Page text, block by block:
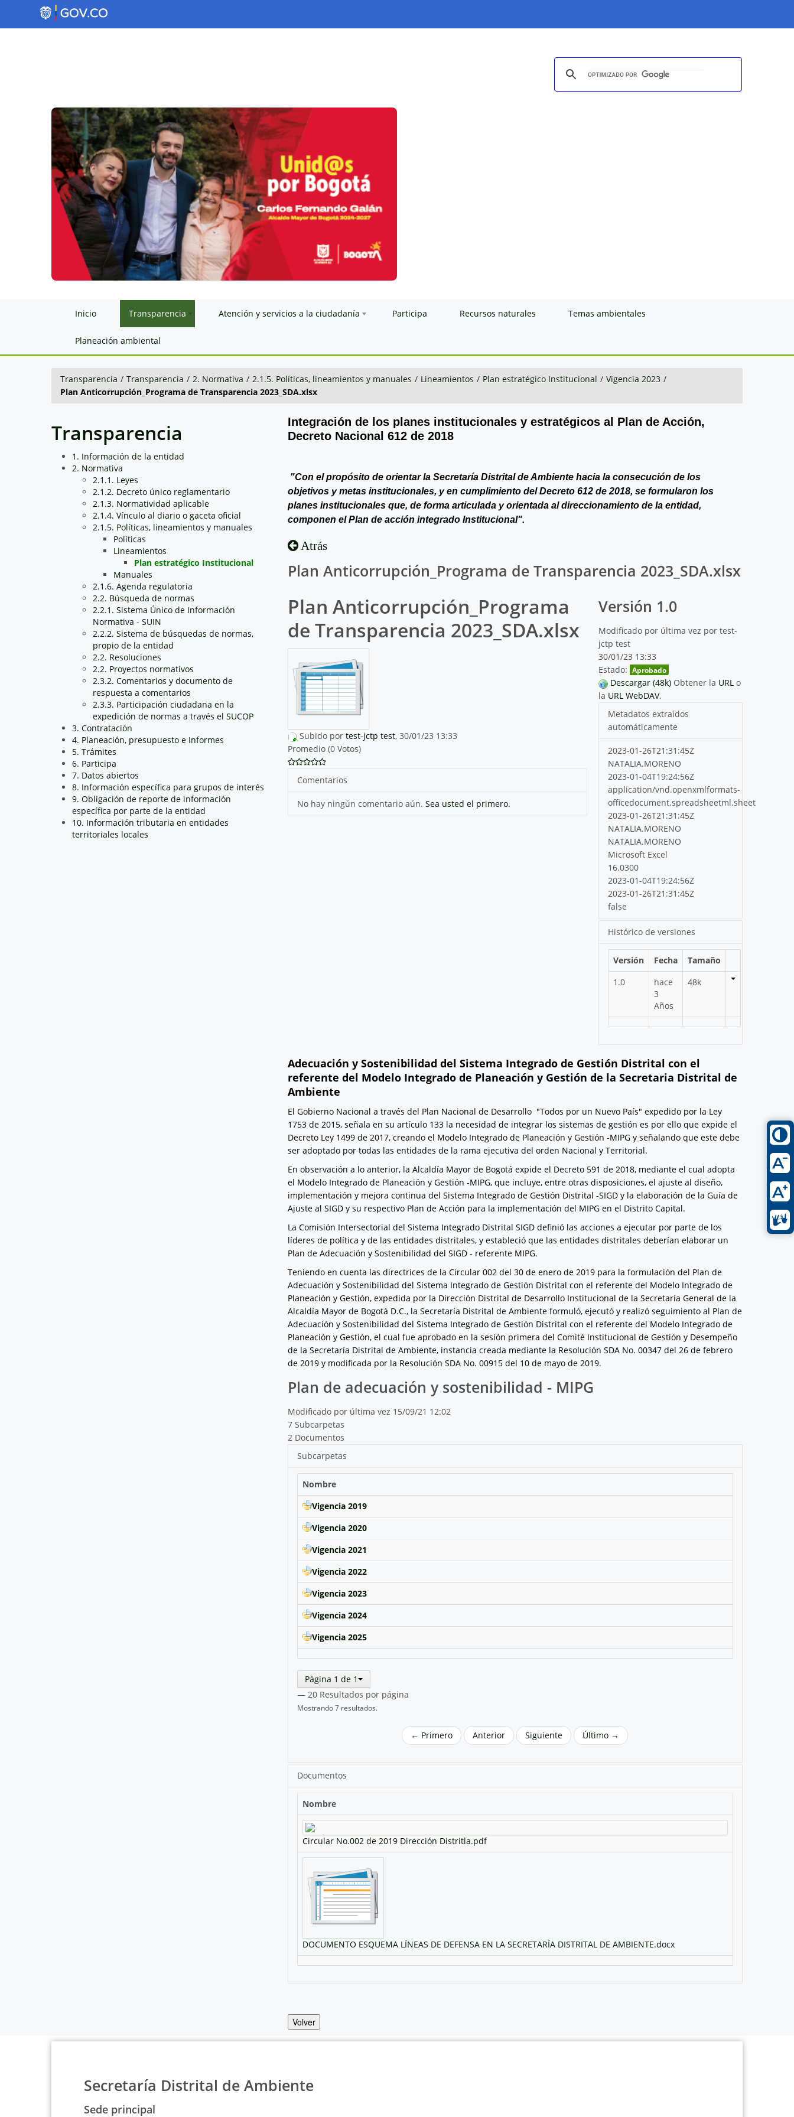
Inicio Transparencia Atención y servicios a la ciudadanía Participa Recursos naturales Temas ambientales
Planeación ambiental
Transparencia / Transparencia / 2. Normativa / 2.1.5. Políticas, lineamientos y manuales / Lineamientos / Plan estratégico Institucional / Vigencia 2023 /
Plan Anticorrupción_Programa de Transparencia 2023_SDA.xlsx
Transparencia
1. Información de la entidad
2. Normativa
2.1.1. Leyes
2.1.2. Decreto único reglamentario
2.1.3. Normatividad aplicable
2.1.4. Vínculo al diario o gaceta oficial
2.1.5. Políticas, lineamientos y manuales
Políticas
Lineamientos
Plan estratégico Institucional
Manuales
2.1.6. Agenda regulatoria
2.2. Búsqueda de normas
2.2.1. Sistema Único de Información
Normativa - SUIN
2.2.2. Sistema de búsquedas de normas,
propio de la entidad
2.2. Resoluciones
2.2. Proyectos normativos
2.3.2. Comentarios y documento de
respuesta a comentarios
2.3.3. Participación ciudadana en la
expedición de normas a través el SUCOP
3. Contratación
4. Planeación, presupuesto e Informes
5. Trámites
6. Participa
7. Datos abiertos
8. Información específica para grupos de interés
9. Obligación de reporte de información
específica por parte de la entidad
10. Información tributaria en entidades
territoriales locales
Integración de los planes institucionales y estratégicos al Plan de Acción,
Decreto Nacional 612 de 2018
"Con el propósito de orientar la Secretaría Distrital de Ambiente hacia la consecución de los
objetivos y metas institucionales, y en cumplimiento del Decreto 612 de 2018, se formularon los
planes institucionales que, de forma articulada y orientada al direccionamiento de la entidad,
componen el Plan de acción integrado Institucional".
Atrás
Plan Anticorrupción_Programa de Transparencia 2023_SDA.xlsx
Plan Anticorrupción_Programa
de Transparencia 2023_SDA.xlsx
Subido por test-jctp test, 30/01/23 13:33
Promedio (0 Votos)
Comentarios
No hay ningún comentario aún. Sea usted el primero.
Versión 1.0
Modificado por última vez por test-
jctp test
30/01/23 13:33
Estado: Aprobado
Descargar (48k) Obtener la URL o
la URL WebDAV.
Metadatos extraídos
automáticamente
2023-01-26T21:31:45Z
NATALIA.MORENO
2023-01-04T19:24:56Z
application/vnd.openxmlformats-
officedocument.spreadsheetml.sheet
2023-01-26T21:31:45Z
NATALIA.MORENO
NATALIA.MORENO
Microsoft Excel
16.0300
2023-01-04T19:24:56Z
2023-01-26T21:31:45Z
false
Histórico de versiones
Versión Fecha
Tamaño
1.0
hace
3
Años
48k
Adecuación y Sostenibilidad del Sistema Integrado de Gestión Distrital con el
referente del Modelo Integrado de Planeación y Gestión de la Secretaria Distrital de
Ambiente
El Gobierno Nacional a través del Plan Nacional de Desarrollo "Todos por un Nuevo País" expedido por la Ley
1753 de 2015, señala en su artículo 133 la necesidad de integrar los sistemas de gestión es por ello que expide el
Decreto Ley 1499 de 2017, creando el Modelo Integrado de Planeación y Gestión -MIPG y señalando que este debe
ser adoptado por todas las entidades de la rama ejecutiva del orden Nacional y Territorial.
En observación a lo anterior, la Alcaldía Mayor de Bogotá expide el Decreto 591 de 2018, mediante el cual adopta
el Modelo Integrado de Planeación y Gestión -MIPG, que incluye, entre otras disposiciones, el ajuste al diseño,
implementación y mejora continua del Sistema Integrado de Gestión Distrital -SIGD y la elaboración de la Guía de
Ajuste al SIGD y su respectivo Plan de Acción para la implementación del MIPG en el Distrito Capital.
La Comisión Intersectorial del Sistema Integrado Distrital SIGD definió las acciones a ejecutar por parte de los
líderes de política y de las entidades distritales, y estableció que las entidades distritales deberían elaborar un
Plan de Adecuación y Sostenibilidad del SIGD - referente MIPG.
Teniendo en cuenta las directrices de la Circular 002 del 30 de enero de 2019 para la formulación del Plan de
Adecuación y Sostenibilidad del Sistema Integrado de Gestión Distrital con el referente del Modelo Integrado de
Planeación y Gestión, expedida por la Dirección Distrital de Desarrollo Institucional de la Secretaría General de la
Alcaldía Mayor de Bogotá D.C., la Secretaría Distrital de Ambiente formuló, ejecutó y realizó seguimiento al Plan de
Adecuación y Sostenibilidad del Sistema Integrado de Gestión Distrital con el referente del Modelo Integrado de
Planeación y Gestión, el cual fue aprobado en la sesión primera del Comité Institucional de Gestión y Desempeño
de la Secretaría Distrital de Ambiente, instancia creada mediante la Resolución SDA No. 00347 del 26 de febrero
de 2019 y modificada por la Resolución SDA No. 00915 del 10 de mayo de 2019.
Plan de adecuación y sostenibilidad - MIPG
Modificado por última vez 15/09/21 12:02
7 Subcarpetas
2 Documentos
Subcarpetas
Nombre
Vigencia 2019
Vigencia 2020
Vigencia 2021
Vigencia 2022
Vigencia 2023
Vigencia 2024
Vigencia 2025
Página 1 de 1
— 20 Resultados por página
Mostrando 7 resultados.
← Primero Anterior Siguiente Último →
Documentos
Nombre
Circular No.002 de 2019 Dirección Distritla.pdf
DOCUMENTO ESQUEMA LÍNEAS DE DEFENSA EN LA SECRETARÍA DISTRITAL DE AMBIENTE.docx
Volver
Secretaría Distrital de Ambiente
Sede principal